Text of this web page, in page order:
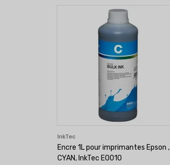
InkTec
Encre 1L pour imprimantes Epson ,
CYAN, InkTec E0010